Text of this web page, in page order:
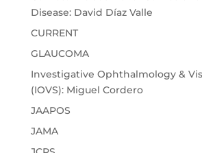
Disease: David Díaz Valle
CURRENT
GLAUCOMA
Investigative Ophthalmology &
(IOVS): Miguel Cordero
JAAPOS
JAMA